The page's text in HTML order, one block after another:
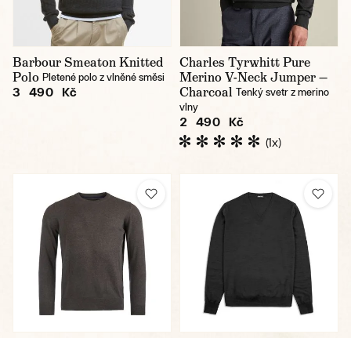
Barbour Smeaton Knitted
Polo Pletené polo z vlněné směsi
3 490 Kč
Charles Tyrwhitt Pure
Merino V-Neck Jumper —
Charcoal Tenký svetr z merino
vlny
2 490 Kč
(1x)